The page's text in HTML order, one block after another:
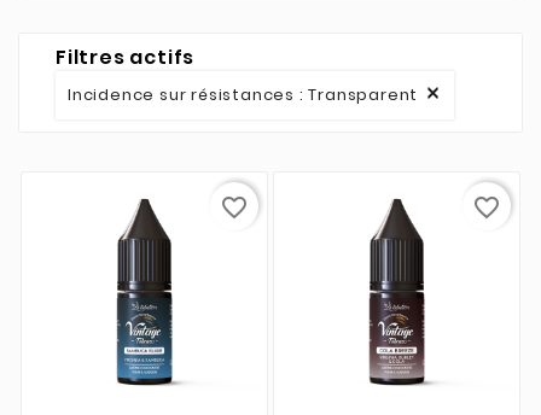
Filtres actifs
Incidence sur résistances : Transparent 
favorite_border favorite_border